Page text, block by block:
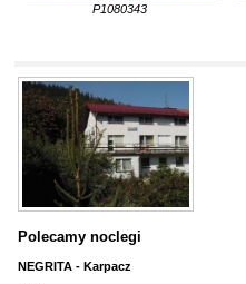
P1080343
Polecamy noclegi
NEGRITA - Karpacz